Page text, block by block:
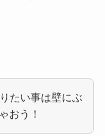
たい事は壁にぶ
おう！